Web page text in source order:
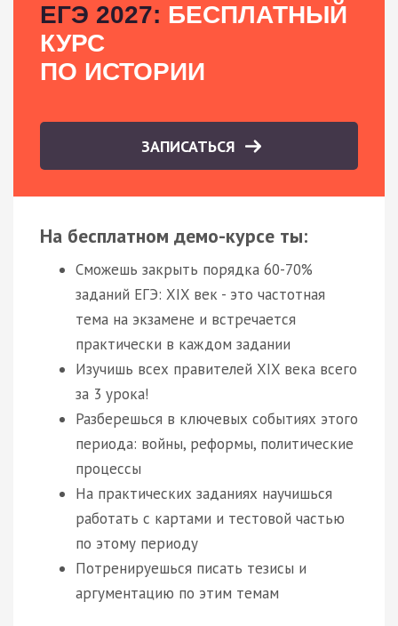
ЕГЭ 2027: БЕСПЛАТНЫЙ
КУРС
ПО ИСТОРИИ
ЗАПИСАТЬСЯ
На бесплатном демо-курсе ты:
Сможешь закрыть порядка 60-70%
заданий ЕГЭ: XIX век - это частотная
тема на экзамене и встречается
практически в каждом задании
Изучишь всех правителей XIX века всего
за 3 урока!
Разберешься в ключевых событиях этого
периода: войны, реформы, политические
процессы
На практических заданиях научишься
работать с картами и тестовой частью
по этому периоду
Потренируешься писать тезисы и
аргументацию по этим темам